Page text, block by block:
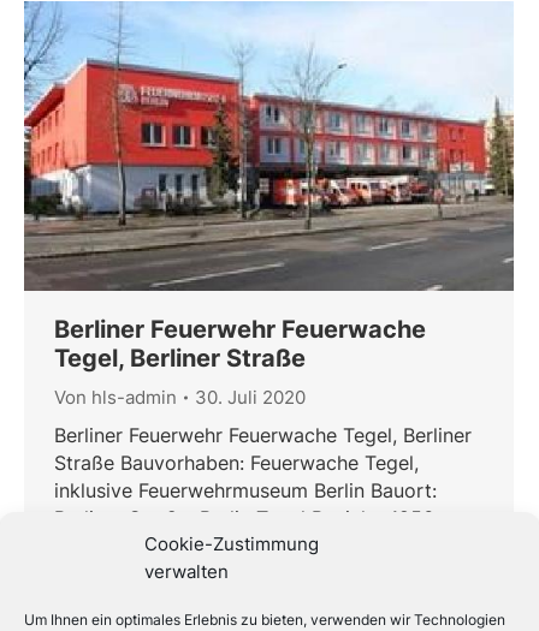
Cookie-Zustimmung
verwalten
Um Ihnen ein optimales Erlebnis zu bieten, verwenden wir Technologien
Berliner Feuerwehr Feuerwache
Tegel, Berliner Straße
Von hls-admin 30. Juli 2020
Berliner Feuerwehr Feuerwache Tegel, Berliner
Straße Bauvorhaben: Feuerwache Tegel,
inklusive Feuerwehrmuseum Berlin Bauort:
Berliner Straße, Berlin Tegel Baujahr: 1956
Bauherr: SILB vertreten durch BIM – Berliner
Immobilien Management Bau- und